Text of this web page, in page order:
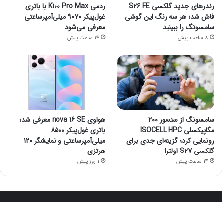
رندرهای جدید گلکسی S26 FE
فاش شد؛ هر سه رنگ این گوشی
سامسونگ را ببینید
8 ساعت پیش
ردمی K100 Pro Max با باتری
غول‌پیکر ۹۰۷۰ میلی‌آمپرساعتی
معرفی می‌شود
14 ساعت پیش
سامسونگ از سنسور ۲۰۰
مگاپیکسلی ISOCELL HPC
رونمایی کرد؛ گزینه‌ای جدی برای
گلکسی S27 اولترا
14 ساعت پیش
هواوی nova 16 SE معرفی شد؛
باتری غول‌پیکر ۸۵۰۰
میلی‌آمپرساعتی و نمایشگر ۱۲۰
هرتزی
1 روز پیش